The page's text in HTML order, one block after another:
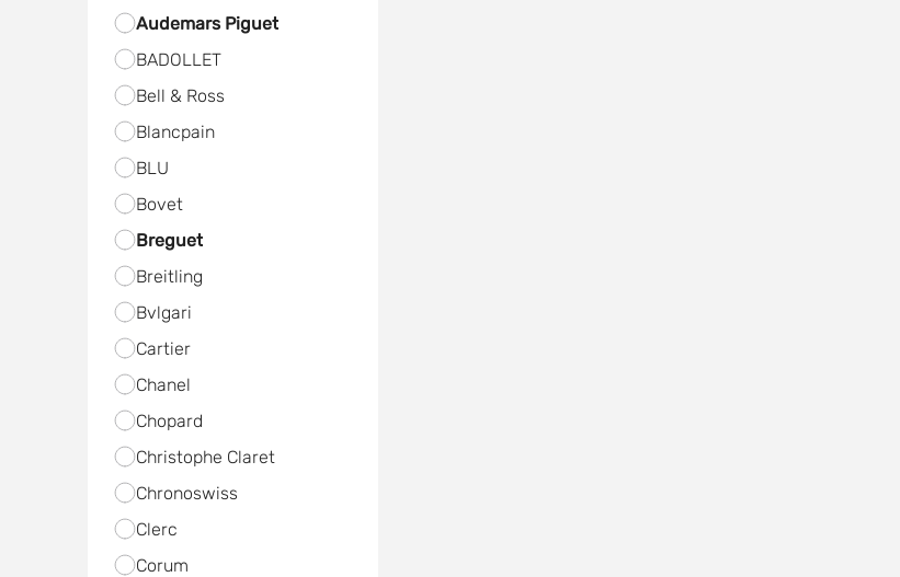
Audemars Piguet
BADOLLET
Bell & Ross
Blancpain
BLU
Bovet
Breguet
Breitling
Bvlgari
Cartier
Chanel
Chopard
Christophe Claret
Chronoswiss
Clerc
Corum